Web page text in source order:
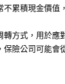
累積現金價值
方式，用於應
險公司可能會